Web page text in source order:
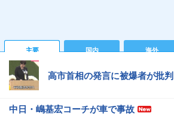
主要 国内 海外
高市首相の発言に被爆者が批判
中日・嶋基宏コーチが車で事故